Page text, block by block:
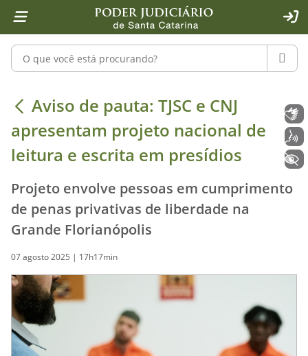
1 Ir para o conteúdo
2 Ir para a ferramenta de acessibilidade - Rybená
4 Ir para o menu principal
5 Ir para a pesquisa
6 Ir para o rodapé
7 Ir para a página inicial
Pesquisar no portal
Aviso de pauta: TJSC e CNJ
Aviso de pauta: TJSC e CNJ
apresentam projeto nacional de
leitura e escrita em presídios
Projeto envolve pessoas em cumprimento
de penas privativas de liberdade na
Grande Florianópolis
07 agosto 2025 | 17h17min
Libras
Voz
+ Acessibilidade